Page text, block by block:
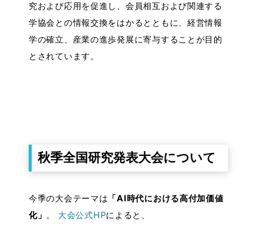
究および応用を促進し、会員相互および関連する
学協会との情報交換をはかるとともに、経営情報
学の確立、産業の進歩発展に寄与することが目的
とされています。
秋季全国研究発表大会について
今季の大会テーマは 「AI時代における高付加価値
化」 。 大会公式HPによると、